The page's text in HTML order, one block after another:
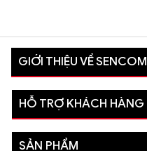
GIỚI THIỆU VỀ SENCOM
HỖ TRỢ KHÁCH HÀNG
SẢN PHẨM